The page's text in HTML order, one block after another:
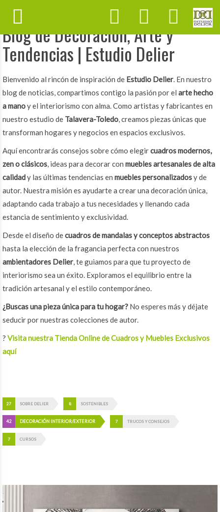
Blog de Decoración, Arte y
Tendencias | Estudio Delier
Bienvenido al rincón de inspiración de Estudio Delier. En nuestro
blog de noticias, compartimos contigo la pasión por el arte hecho
a manoy el interiorismo con alma. Como artistas y fabricantes en
nuestro estudio de Talavera-Toledo, creamos piezas únicas que
transforman hogares y negocios en espacios exclusivos.
Aquí encontrarás consejos sobre cómo elegircuadros modernos,
zen o clásicos, ideas para decorar con muebles artesanales de alta
calidady las últimas tendencias en muebles personalizadosy de
autor. Nuestra misión es ayudarte a crear una decoración única,
adaptando cada trabajo a tus necesidades y llenando cada
estancia de sentimiento y exclusividad.
Desde el diseño decuadros de mandalas y conceptos abstractos
hasta la elección de la fragancia perfecta con nuestros
ambientadores Delier, te guiamos para que tu proyecto de
interiorismo sea un éxito. Exploramos el equilibrio entre la
tradición artesanal y el estilo contemporáneo.
¿Buscas una pieza única para tu hogar? No esperes más y déjate
seducir por nuestras colecciones de autor.
? Visita nuestra Tienda Online de Cuadros y Muebles Exclusivos
aquí
27 SOBRE DELIER 8 SOSTENIBLES
42 DECORACIÓN INTERIOR/EXTERIOR 7 TRUCOS Y CONSEJOS
7 CURSOS